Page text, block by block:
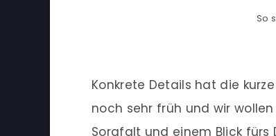
So
Konkrete Details hat die
noch sehr früh und wir
Sorgfalt und einem Blick fürs